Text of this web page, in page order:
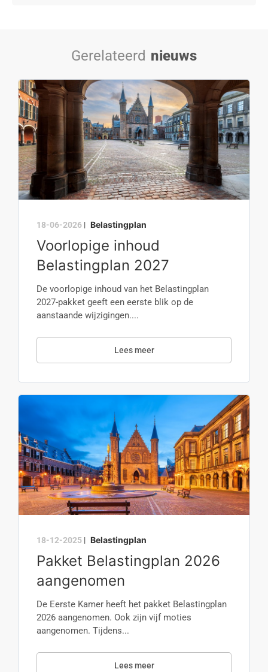
Gerelateerd nieuws
18-06-2026 | Belastingplan
Voorlopige inhoud
Belastingplan 2027
De voorlopige inhoud van het Belastingplan
2027-pakket geeft een eerste blik op de
aanstaande wijzigingen....
Lees meer
18-12-2025 | Belastingplan
Pakket Belastingplan 2026
aangenomen
De Eerste Kamer heeft het pakket Belastingplan
2026 aangenomen. Ook zijn vijf moties
aangenomen. Tijdens...
Lees meer